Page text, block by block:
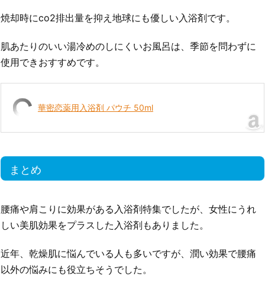
焼却時にco2排出量を抑え地球にも優しい入浴剤です。
肌あたりのいい湯冷めのしにくいお風呂は、季節を問わずに
使用できおすすめです。
華密恋薬用入浴剤 パウチ 50ml
まとめ
腰痛や肩こりに効果がある入浴剤特集でしたが、女性にうれ
しい美肌効果をプラスした入浴剤もありました。
近年、乾燥肌に悩んでいる人も多いですが、潤い効果で腰痛
以外の悩みにも役立ちそうでした。